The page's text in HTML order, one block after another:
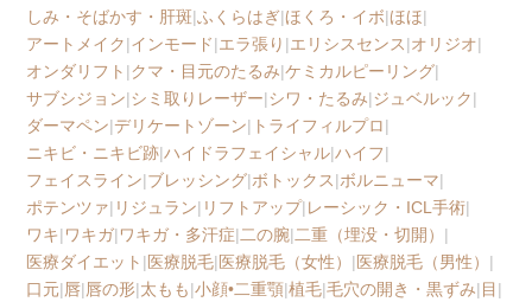
しみ・そばかす・肝斑|ふくらはぎ|ほくろ・イボ|ほほ|
アートメイク|インモード|エラ張り |エリシスセンス|オリジオ|
オンダリフト |クマ・目元のたるみ|ケミカルピーリング|
サブシジョン|シミ取りレーザー|シワ・たるみ|ジュベルック|
ダーマペン|デリケートゾーン| トライフィルプロ|
ニキビ・ニキビ跡|ハイドラフェイシャル|ハイフ|
フェイスライン|ブレッシング|ボトックス|ボルニューマ|
ポテンツァ| リジュラン| リフトアップ|レーシック・ICL手術|
ワキ|ワキガ|ワキガ・多汗症|二の腕|二重（埋没・切開） |
医療ダイエット |医療脱毛|医療脱毛（女性） |医療脱毛（男性） |
口元|唇|唇の形|太もも|小顔•二重顎|植毛|毛穴の開き・黒ずみ|目 |